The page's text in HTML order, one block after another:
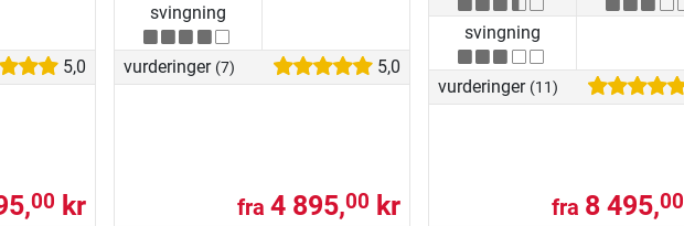
5,0
00 kr
svingning
vurderinger (7) 5,0
fra 4 895,00 kr
svingning
vurderinger (11)
fra 8 495,00